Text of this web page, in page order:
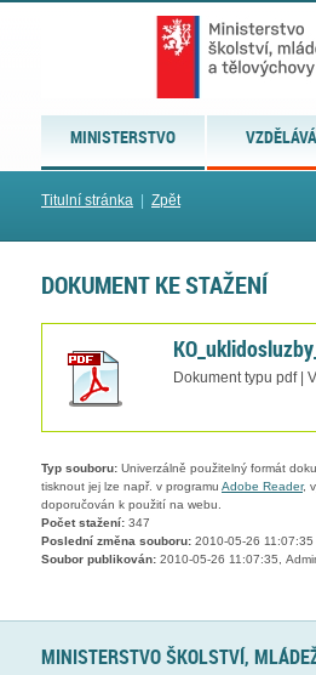
MINISTERSTVO
Titulní stránka Zpět
DOKUMENT KE STAŽENÍ
Dokument typu pdf |
Typ souboru: Univerzálně použitelný formát
tisknout jej lze např. v programu Adobe Reader,
doporučován k použití na webu.
Počet stažení: 347
Poslední změna souboru: 2010-05-26 11:07:35
Soubor publikován: 2010-05-26 11:07:35,
MINISTERSTVO ŠKOLSTVÍ,